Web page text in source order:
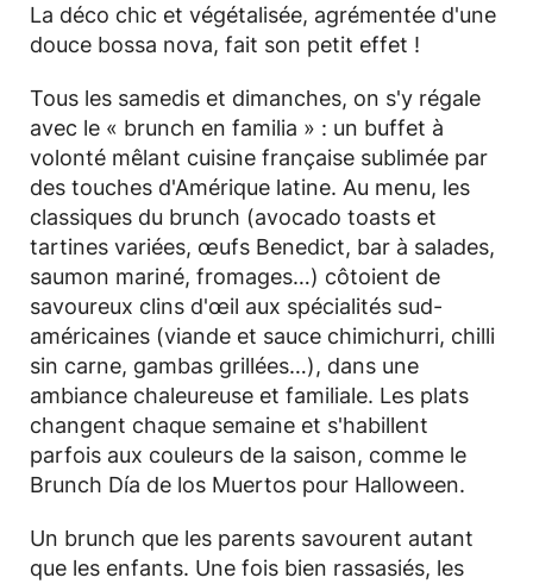
La déco chic et végétalisée, agrémentée d'une
douce bossa nova, fait son petit effet !
Tous les samedis et dimanches, on s'y régale
avec le « brunch en familia » : un buffet à
volonté mêlant cuisine française sublimée par
des touches d'Amérique latine. Au menu, les
classiques du brunch (avocado toasts et
tartines variées, œufs Benedict, bar à salades,
saumon mariné, fromages…) côtoient de
savoureux clins d'œil aux spécialités sud-
américaines (viande et sauce chimichurri, chilli
sin carne, gambas grillées…), dans une
ambiance chaleureuse et familiale. Les plats
changent chaque semaine et s'habillent
parfois aux couleurs de la saison, comme le
Brunch Día de los Muertos pour Halloween.
Un brunch que les parents savourent autant
que les enfants. Une fois bien rassasiés, les